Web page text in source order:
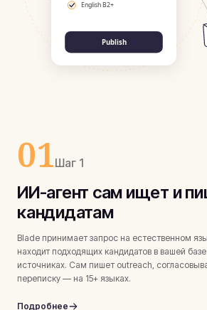
English B2+
Publish
01Шаг 1
ИИ-агент сам ищет и
кандидатам
Blade принимает запрос на естественном
находит подходящих кандидатов в вашей
источниках. Сам пишет outreach,
переписку — на 15+ языках.
Подробнее